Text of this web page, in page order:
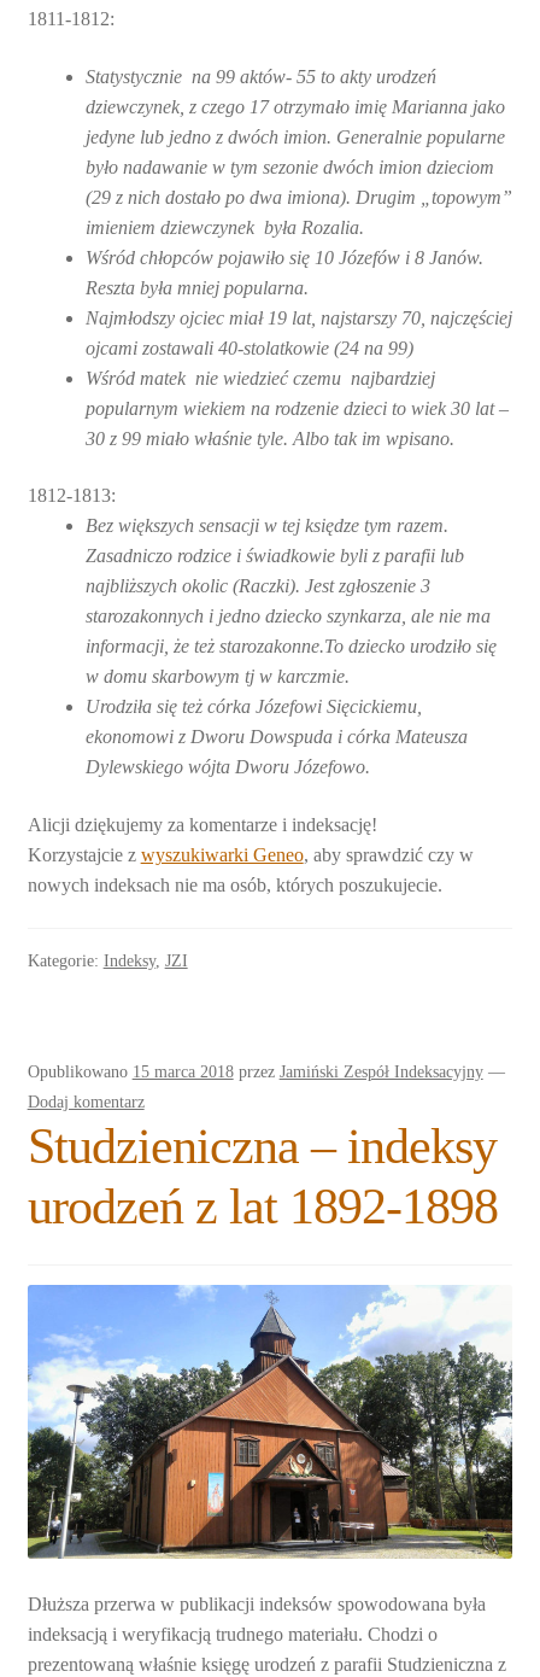
1811-1812:
Statystycznie na 99 aktów- 55 to akty urodzeń
dziewczynek, z czego 17 otrzymało imię Marianna jako
jedyne lub jedno z dwóch imion. Generalnie popularne
było nadawanie w tym sezonie dwóch imion dzieciom
(29 z nich dostało po dwa imiona). Drugim „topowym”
imieniem dziewczynek była Rozalia.
Wśród chłopców pojawiło się 10 Józefów i 8 Janów.
Reszta była mniej popularna.
Najmłodszy ojciec miał 19 lat, najstarszy 70, najczęściej
ojcami zostawali 40-stolatkowie (24 na 99)
Wśród matek nie wiedzieć czemu najbardziej
popularnym wiekiem na rodzenie dzieci to wiek 30 lat –
30 z 99 miało właśnie tyle. Albo tak im wpisano.
1812-1813:
Bez większych sensacji w tej księdze tym razem.
Zasadniczo rodzice i świadkowie byli z parafii lub
najbliższych okolic (Raczki). Jest zgłoszenie 3
starozakonnych i jedno dziecko szynkarza, ale nie ma
informacji, że też starozakonne.To dziecko urodziło się
w domu skarbowym tj w karczmie.
Urodziła się też córka Józefowi Sięcickiemu,
ekonomowi z Dworu Dowspuda i córka Mateusza
Dylewskiego wójta Dworu Józefowo.
Alicji dziękujemy za komentarze i indeksację!
Korzystajcie z wyszukiwarki Geneo, aby sprawdzić czy w
nowych indeksach nie ma osób, których poszukujecie.
Kategorie: Indeksy, JZI
Opublikowano 15 marca 2018 przez Jamiński Zespół Indeksacyjny —
Dodaj komentarz
Studzieniczna – indeksy
urodzeń z lat 1892-1898
Dłuższa przerwa w publikacji indeksów spowodowana była
indeksacją i weryfikacją trudnego materiału. Chodzi o
prezentowaną właśnie księgę urodzeń z parafii Studzieniczna z